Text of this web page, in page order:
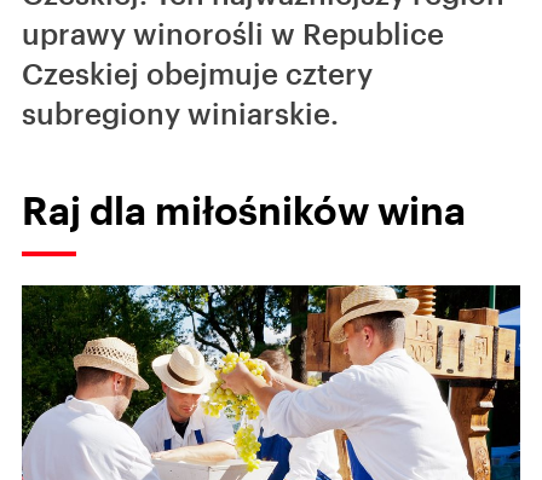
uprawy winorośli w Republice
Czeskiej obejmuje cztery
subregiony winiarskie.
Raj dla miłośników wina